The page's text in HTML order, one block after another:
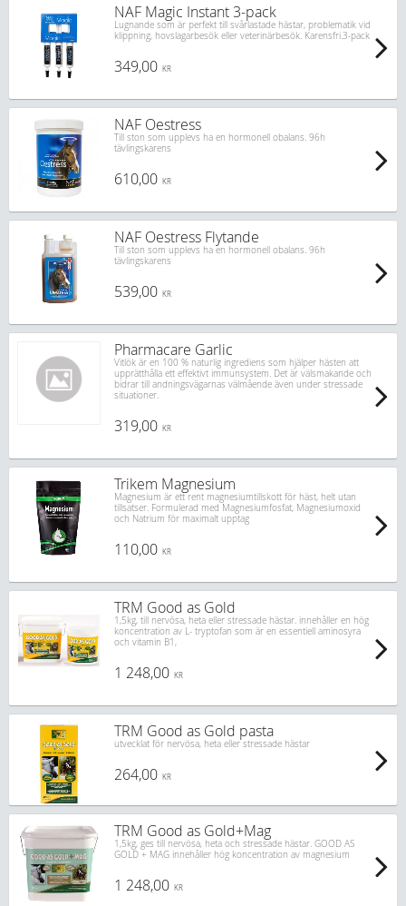
NAF Magic Instant 3-pack
Lugnande som är perfekt till svårlastade hästar, problematik vid
klippning, hovslagarbesök eller veterinärbesök. Karensfri.3-pack
349,00 KR
NAF Oestress
Till ston som upplevs ha en hormonell obalans. 96h
tävlingskarens
610,00 KR
NAF Oestress Flytande
Till ston som upplevs ha en hormonell obalans. 96h
tävlingskarens
539,00 KR
Pharmacare Garlic
Vitlök är en 100 % naturlig ingrediens som hjälper hästen att
upprätthålla ett effektivt immunsystem. Det är välsmakande och
bidrar till andningsvägarnas välmående även under stressade
situationer.
319,00 KR
Trikem Magnesium
Magnesium är ett rent magnesiumtillskott för häst, helt utan
tillsatser. Formulerad med Magnesiumfosfat, Magnesiumoxid
och Natrium för maximalt upptag
110,00 KR
TRM Good as Gold
1,5kg, till nervösa, heta eller stressade hästar. innehåller en hög
koncentration av L- tryptofan som är en essentiell aminosyra
och vitamin B1,
1 248,00 KR
TRM Good as Gold pasta
utvecklat för nervösa, heta eller stressade hästar
264,00 KR
TRM Good as Gold+Mag
1,5kg, ges till nervösa, heta och stressade hästar. GOOD AS
GOLD + MAG innehåller hög koncentration av magnesium
1 248,00 KR